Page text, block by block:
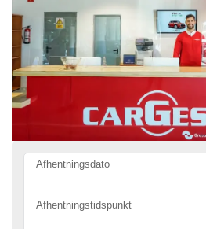
Afhentningsdato
Afhentningstidspunkt